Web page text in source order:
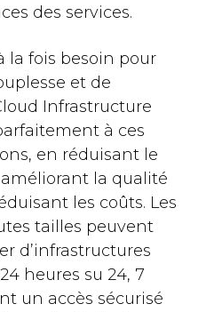
des services.
la fois besoin pour
et de
Infrastructure
à ces
en réduisant le
la qualité
les coûts. Les
tailles peuvent
d’infrastructures
heures su 24, 7
un accès sécurisé